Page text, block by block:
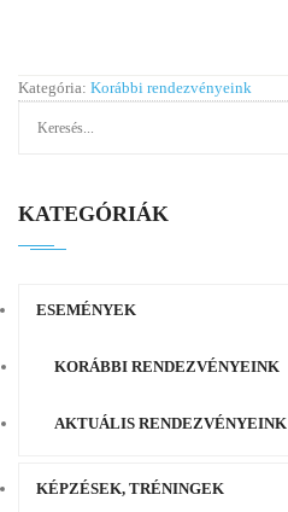
Kategória: Korábbi rendezvényeink
KATEGÓRIÁK
ESEMÉNYEK
KORÁBBI RENDEZVÉNYEINK
AKTUÁLIS RENDEZVÉNYEINK
KÉPZÉSEK, TRÉNINGEK